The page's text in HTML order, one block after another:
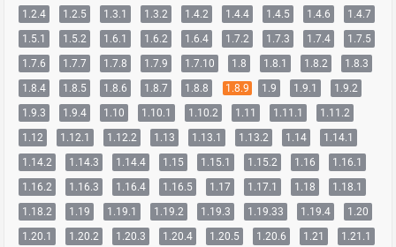
1.2.4
1.2.5 1.3.1 1.3.2 1.4.2 1.4.4 1.4.5 1.4.6
1.4.7
1.5.1
1.5.2 1.6.1 1.6.2 1.6.4 1.7.2 1.7.3 1.7.4
1.7.5
1.7.6
1.7.7 1.7.8 1.7.9 1.7.10 1.8 1.8.1 1.8.2
1.8.3
1.8.4
1.8.5 1.8.6 1.8.7 1.8.8 1.8.9 1.9 1.9.1
1.9.2
1.9.3
1.9.4 1.10 1.10.1 1.10.2 1.11 1.11.1
1.11.2
1.12
1.12.1 1.12.2 1.13 1.13.1 1.13.2 1.14
1.14.1
1.14.2
1.14.3 1.14.4 1.15 1.15.1 1.15.2 1.16
1.16.1
1.16.2
1.16.3 1.16.4 1.16.5 1.17 1.17.1 1.18
1.18.1
1.18.2
1.19 1.19.1 1.19.2 1.19.3 1.19.33 1.19.4
1.20
1.20.1
1.20.2 1.20.3 1.20.4 1.20.5 1.20.6 1.21
1.21.1